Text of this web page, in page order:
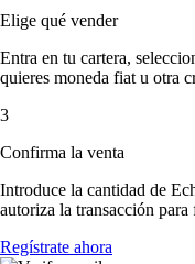
Elige qué vender
Entra en tu cartera,
quieres moneda fiat u otra
3
Confirma la venta
Introduce la cantidad de
autoriza la transacción para
Regístrate ahora